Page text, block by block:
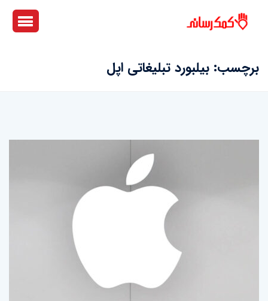
برچسب: بیلبورد تبلیغاتی اپل